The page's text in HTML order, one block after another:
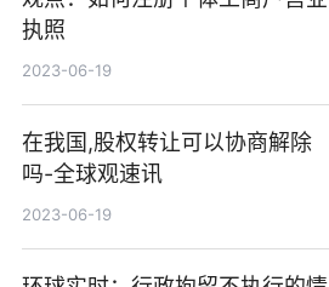
执照
2023-06-19
在我国,股权转让可以协商解除
吗-全球观速讯
2023-06-19